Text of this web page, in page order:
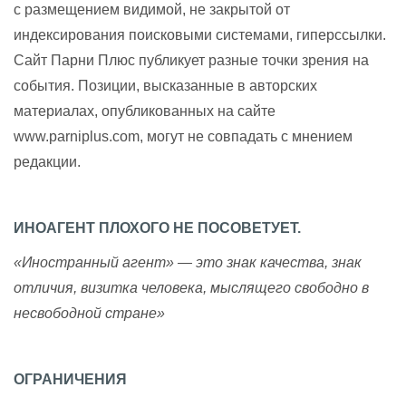
с размещением видимой, не закрытой от
индексирования поисковыми системами, гиперссылки.
Сайт Парни Плюс публикует разные точки зрения на
события. Позиции, высказанные в авторских
материалах, опубликованных на сайте
www.parniplus.com, могут не совпадать с мнением
редакции.
ИНОАГЕНТ ПЛОХОГО НЕ ПОСОВЕТУЕТ.
«Иностранный агент» — это знак качества, знак
отличия, визитка человека, мыслящего свободно в
несвободной стране»
ОГРАНИЧЕНИЯ